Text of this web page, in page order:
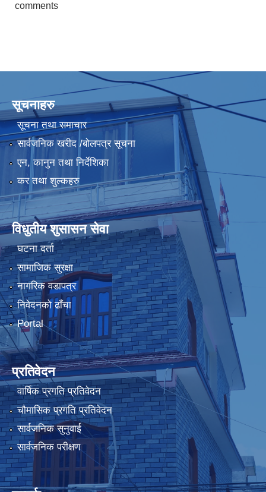
comments
सूचनाहरु
सूचना तथा समाचार
सार्वजनिक खरीद /बोलपत्र सूचना
एन, कानुन तथा निर्देशिका
कर तथा शुल्कहरु
विधुतीय शुसासन सेवा
घटना दर्ता
सामाजिक सुरक्षा
नागरिक वडापत्र
निवेदनको ढाँचा
Portal
प्रतिवेदन
वार्षिक प्रगति प्रतिवेदन
चौमासिक प्रगति प्रतिवेदन
सार्वजनिक सुनुवाई
सार्वजनिक परीक्षण